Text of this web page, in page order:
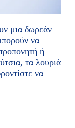
μια δωρεάν
να
ή
τα λουριά
να